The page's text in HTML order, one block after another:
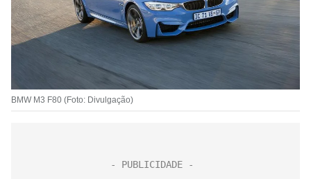
BMW M3 F80 (Foto: Divulgação)